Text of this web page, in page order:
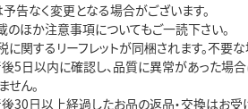
予告なく変更となる場合がございます。
のほか注意事項についてもご一読下さい。
関するリーフレットが同梱されます。不要
5日以内に確認し、品質に異常があった場
せん。
30日以上経過したお品の返品・交換はお受